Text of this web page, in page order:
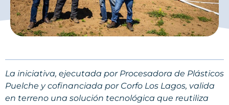
La iniciativa, ejecutada por Procesadora de Plásticos
Puelche y cofinanciada por Corfo Los Lagos, valida
en terreno una solución tecnológica que reutiliza